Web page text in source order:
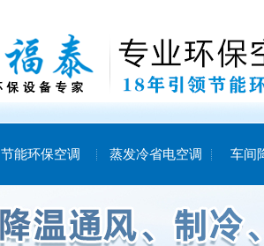
节能环保空调 蒸发冷省电空调 车间